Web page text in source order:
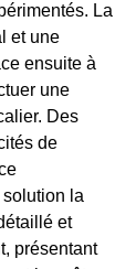
La
et une
ensuite à
une
Des
de
la
et
présentant